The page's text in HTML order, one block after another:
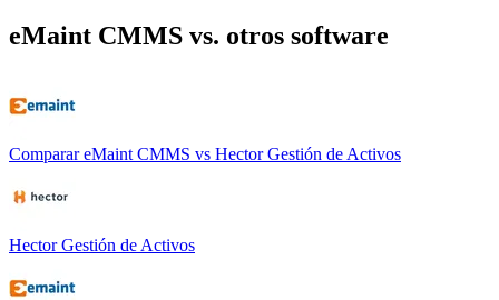
eMaint CMMS vs. otros software
Comparar eMaint CMMS vs Hector Gestión de Activos
Hector Gestión de Activos